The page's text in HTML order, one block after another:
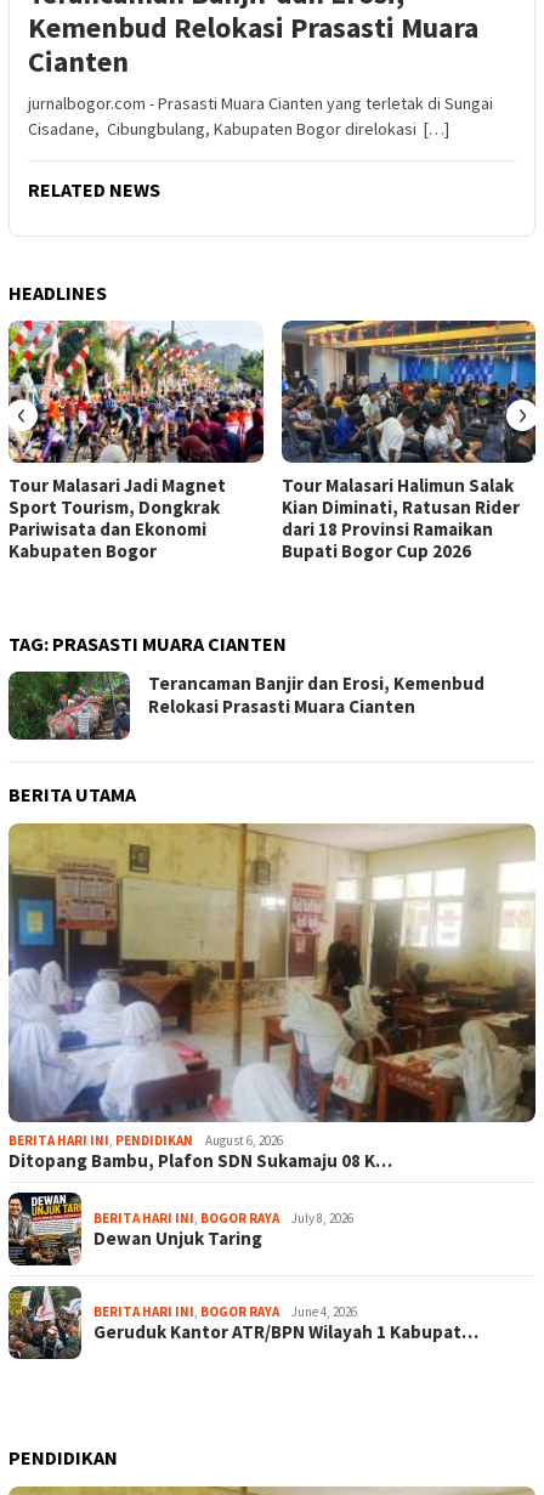
Kemenbud Relokasi Prasasti Muara
Cianten
jurnalbogor.com - Prasasti Muara Cianten yang terletak di Sungai
Cisadane, Cibungbulang, Kabupaten Bogor direlokasi […]
RELATED NEWS
HEADLINES
Tour Malasari Jadi Magnet
Sport Tourism, Dongkrak
Pariwisata dan Ekonomi
Kabupaten Bogor
Tour Malasari Halimun Salak
Kian Diminati, Ratusan Rider
dari 18 Provinsi Ramaikan
Bupati Bogor Cup 2026
‹ ›
TAG: PRASASTI MUARA CIANTEN
Terancaman Banjir dan Erosi, Kemenbud
Relokasi Prasasti Muara Cianten
BERITA UTAMA
BERITA HARI INI, PENDIDIKAN August 6, 2026
Ditopang Bambu, Plafon SDN Sukamaju 08 K…
BERITA HARI INI, BOGOR RAYA July 8, 2026
Dewan Unjuk Taring
BERITA HARI INI, BOGOR RAYA June 4, 2026
Geruduk Kantor ATR/BPN Wilayah 1 Kabupat…
PENDIDIKAN